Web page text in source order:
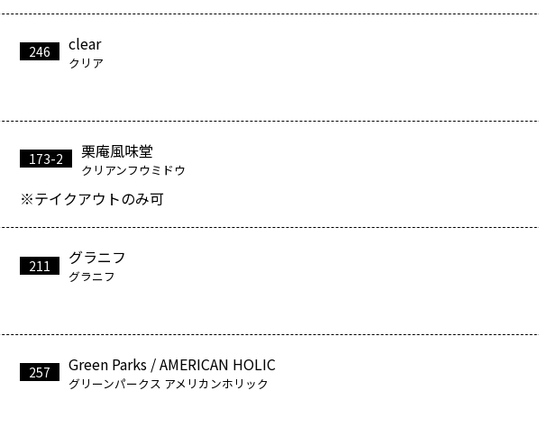
246 clear
クリア
173-2 栗庵風味堂
クリアンフウミドウ
※テイクアウトのみ可
211 グラニフ
グラニフ
257 Green Parks / AMERICAN HOLIC
グリーンパークス アメリカンホリック